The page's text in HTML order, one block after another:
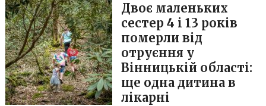
Двоє маленьких
сестер 4 і 13 років
померли від
отруєння у
Вінницькій області:
ще одна дитина в
лікарні